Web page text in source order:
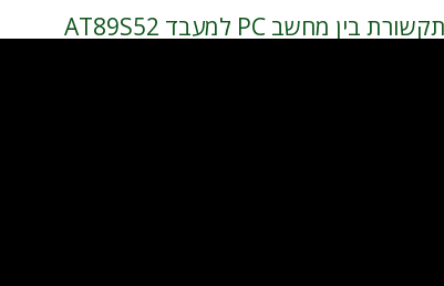
תקשורת בין מחשב PC למעבד AT89S52